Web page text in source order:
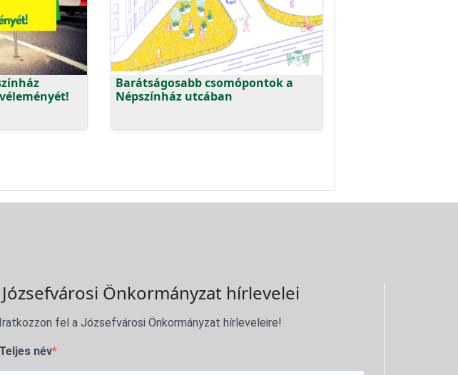
Barátságosabb csomópontok a
Népszínház utcában
Önkormányzat hírlevelei
Iratkozzon fel a Józsefvárosi Önkormányzat hírleveleire!
Teljes név